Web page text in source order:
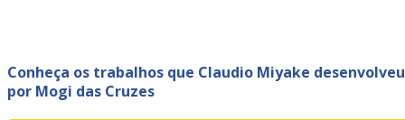
Conheça os trabalhos que Claudio Miyake desenvolveu
por Mogi das Cruzes